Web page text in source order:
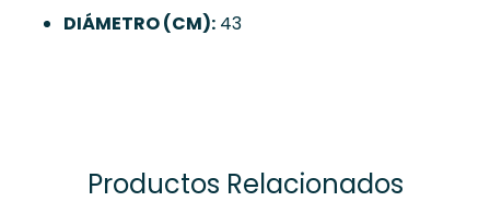
DIÁMETRO (CM):43
Productos Relacionados